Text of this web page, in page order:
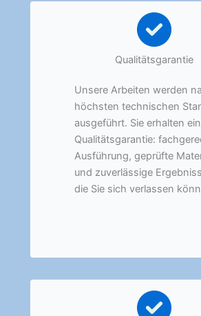
Qualitätsgarantie
Unsere Arbeiten werden
höchsten technischen
ausgeführt. Sie erhalten
Qualitätsgarantie:
Ausführung, geprüfte
und zuverlässige
die Sie sich verlassen